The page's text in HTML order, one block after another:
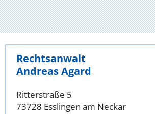
Rechtsanwalt
Andreas Agard
Ritterstraße 5
73728 Esslingen am Neckar